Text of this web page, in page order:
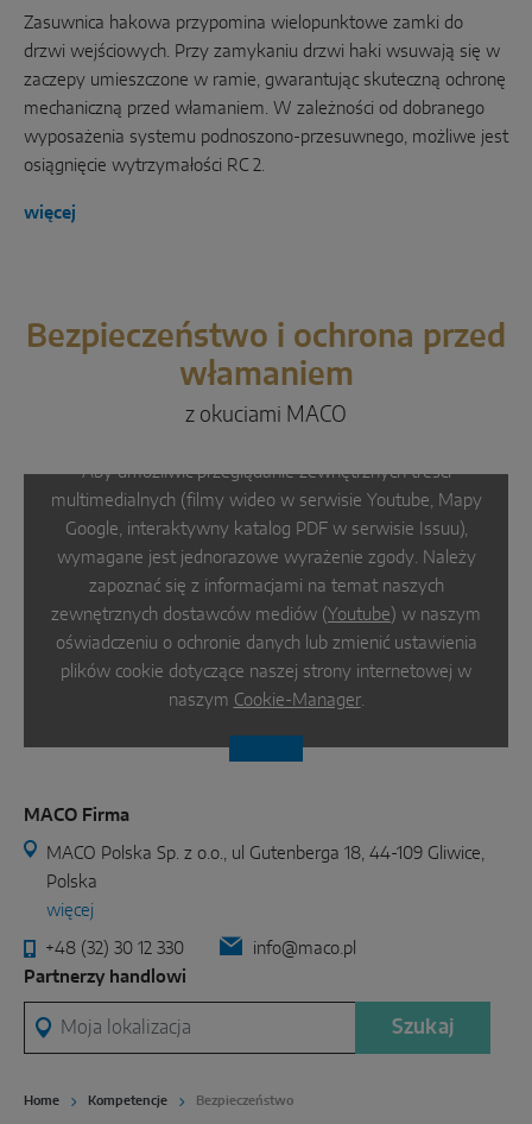
Zasuwnica hakowa przypomina wielopunktowe zamki do
drzwi wejściowych. Przy zamykaniu drzwi haki wsuwają się w
zaczepy umieszczone w ramie, gwarantując skuteczną ochronę
mechaniczną przed włamaniem. W zależności od dobranego
wyposażenia systemu podnoszono-przesuwnego, możliwe jest
osiągnięcie wytrzymałości RC 2.
więcej
Bezpieczeństwo i ochrona przed
włamaniem
z okuciami MACO
Aby umożliwić przeglądanie zewnętrznych treści
multimedialnych (filmy wideo w serwisie Youtube, Mapy
Google, interaktywny katalog PDF w serwisie Issuu),
wymagane jest jednorazowe wyrażenie zgody. Należy
zapoznać się z informacjami na temat naszych
zewnętrznych dostawców mediów ( Youtube ) w naszym
oświadczeniu o ochronie danych lub zmienić ustawienia
plików cookie dotyczące naszej strony internetowej w
naszym Cookie-Manager.
MACO Firma
MACO Polska Sp. z o.o., ul Gutenberga 18, 44-109 Gliwice,
Polska
więcej
+48 (32) 30 12 330
info@maco.pl
Partnerzy handlowi
Moja lokalizacja
Szukaj
Home Kompetencje Bezpieczeństwo